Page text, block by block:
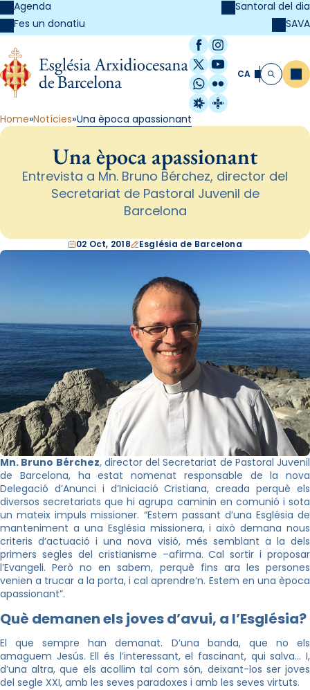
Agenda
Fes un donatiu
Santoral del dia
SAVA
Facebook
Instagram
X / Twitter
YouTube
WhatsApp
Flickr
Radio Estel
Catalunya
CA Cerca
Home Notícies Una època apassionant
Una època apassionant
Entrevista a Mn. Bruno Bérchez, director del
Secretariat de Pastoral Juvenil de
Barcelona
02 Oct, 2018 Església de Barcelona
Mn. Bruno Bérchez, director del Secretariat de Pastoral Juvenil
de Barcelona, ha estat nomenat responsable de la nova
Delegació d’Anunci i d’Iniciació Cristiana, creada perquè els
diversos secretariats que hi agrupa caminin en comunió i sota
un mateix impuls missioner. “Estem passant d’una Església de
manteniment a una Església missionera, i això demana nous
criteris d’actuació i una nova visió, més semblant a la dels
primers segles del cristianisme –afirma. Cal sortir i proposar
l’Evangeli. Però no en sabem, perquè fins ara les persones
venien a trucar a la porta, i cal aprendre’n. Estem en una època
apassionant”.
Què demanen els joves d’avui, a l’Església?
El que sempre han demanat. D’una banda, que no els
amaguem Jesús. Ell és l’interessant, el fascinant, qui salva… I,
d’una altra, que els acollim tal com són, deixant-los ser joves
del segle XXI, amb les seves paradoxes i amb les seves virtuts.